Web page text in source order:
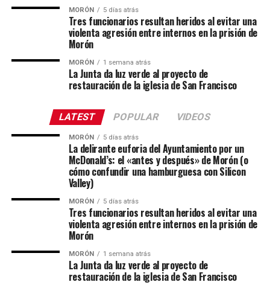
MORÓN 5 días atrás
Tres funcionarios resultan heridos al evitar una
violenta agresión entre internos en la prisión de
Morón
MORÓN 1 semana atrás
La Junta da luz verde al proyecto de
restauración de la iglesia de San Francisco
LATEST POPULAR VIDEOS
MORÓN 5 días atrás
La delirante euforia del Ayuntamiento por un
McDonald’s: el «antes y después» de Morón (o
cómo confundir una hamburguesa con Silicon
Valley)
MORÓN 5 días atrás
Tres funcionarios resultan heridos al evitar una
violenta agresión entre internos en la prisión de
Morón
MORÓN 1 semana atrás
La Junta da luz verde al proyecto de
restauración de la iglesia de San Francisco